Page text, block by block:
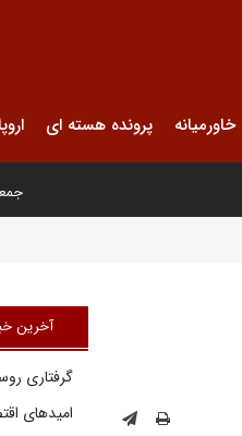
خاورمیانه پرونده هسته ای
جمعه ۱۶
آخرین
گرفتاری
امیدهای